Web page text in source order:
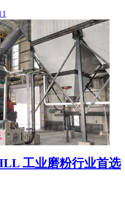
工业磨粉行业首选